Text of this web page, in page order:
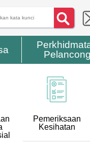
Pelancong
Pemeriksaan
Kesihatan